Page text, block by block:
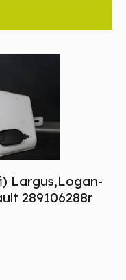
Largus,Logan-
289106288r